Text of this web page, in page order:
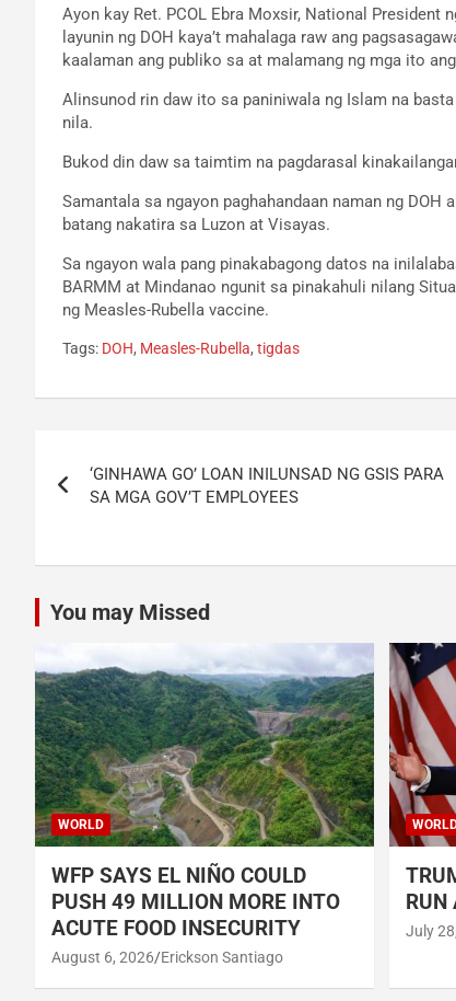
Ayon kay Ret. PCOL Ebra Moxsir, National
layunin ng DOH kaya’t mahalaga raw ang
kaalaman ang publiko sa at malamang ng mga ito
Alinsunod rin daw ito sa paniniwala ng Islam na
nila.
Bukod din daw sa taimtim na pagdarasal
Samantala sa ngayon paghahandaan naman ng
batang nakatira sa Luzon at Visayas.
Sa ngayon wala pang pinakabagong datos na
BARMM at Mindanao ngunit sa pinakahuli nilang
ng Measles-Rubella vaccine.
Tags: DOH, Measles-Rubella, tigdas
navigation
‘GINHAWA GO’ LOAN INILUNSAD NG GSIS PARA
SA MGA GOV’T EMPLOYEES
You may Missed
WORLD
WFP SAYS EL NIÑO COULD
PUSH 49 MILLION MORE INTO
ACUTE FOOD INSECURITY
August 6, 2026 Erickson Santiago
RUN
July